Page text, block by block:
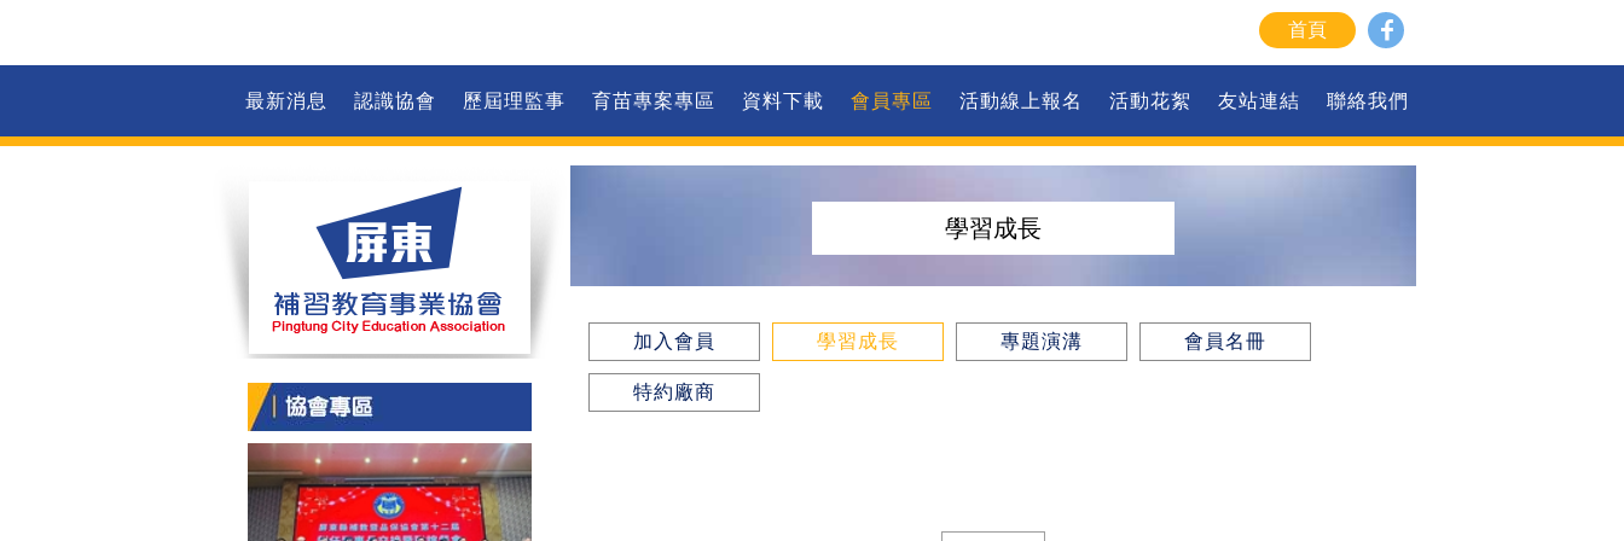
首頁
最新消息 認識協會 歷屆理監事 育苗專案專區 資料下載 會員專區 活動線上報名 活動花絮 友站連結 聯絡我們
學習成長
加入會員 學習成長 專題演溝 會員名冊
特約廠商